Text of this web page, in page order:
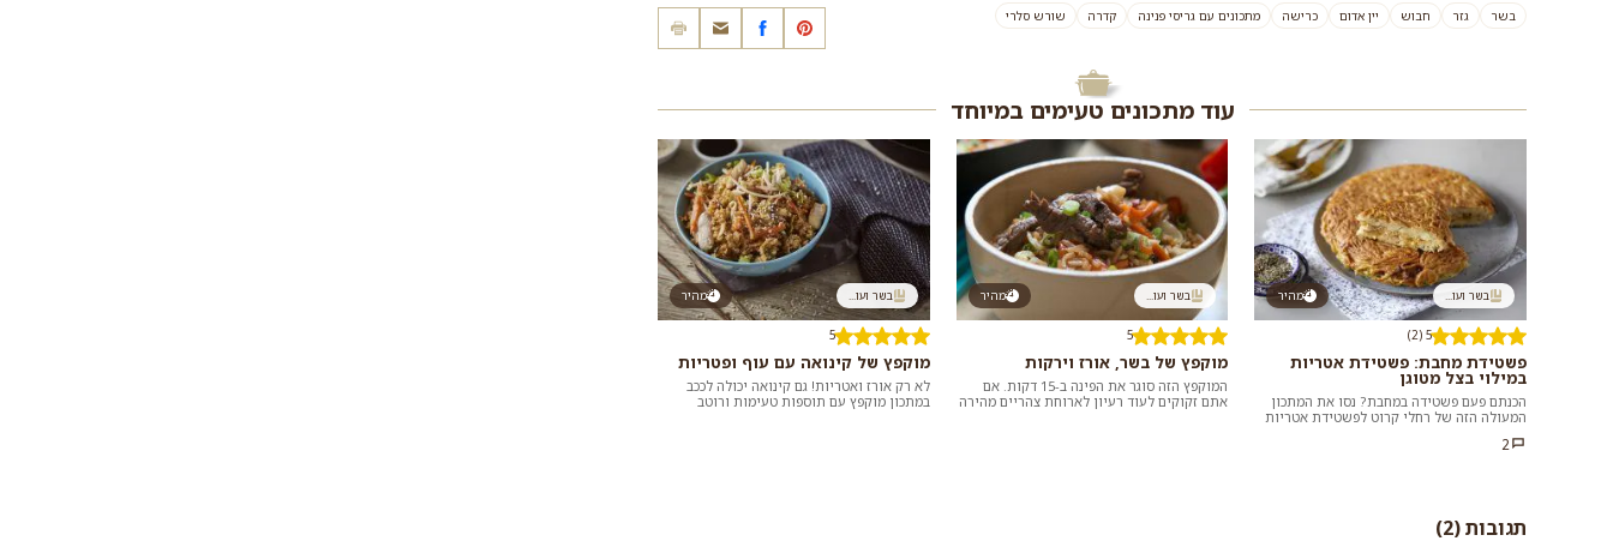
בשר גזר חבוש יין אדום כרישה מתכונים עם גריסי פנינה קדרה שורש סלרי
עוד מתכונים טעימים במיוחד
מהיר בשר ועו...
5 (2)
פשטידת מחבת: פשטידת אטריות
במילוי בצל מטוגן
הכנתם פעם פשטידה במחבת? נסו את המתכון
המעולה הזה של רחלי קרוט לפשטידת אטריות
ירק...
2
מהיר בשר ועו...
5
מוקפץ של בשר, אורז וירקות
המוקפץ הזה סוגר את הפינה ב-15 דקות. אם
אתם זקוקים לעוד רעיון לארוחת צהריים מהירה
מהיר בשר ועו...
5
מוקפץ של קינואה עם עוף ופטריות
לא רק אורז ואטריות! גם קינואה יכולה לככב
במתכון מוקפץ עם תוספות טעימות ורוטב
תגובות (2)